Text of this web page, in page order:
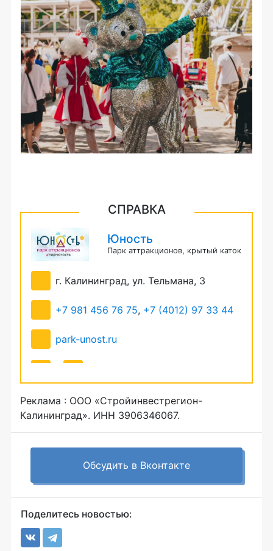
СПРАВКА
Юность
Парк аттракционов, крытый каток
г. Калининград, ул. Тельмана, 3
+7 981 456 76 75, +7 (4012) 97 33 44
park-unost.ru
Реклама : ООО «Стройинвестрегион-
Калининград». ИНН 3906346067.
Обсудить в Вконтакте
Поделитесь новостью: